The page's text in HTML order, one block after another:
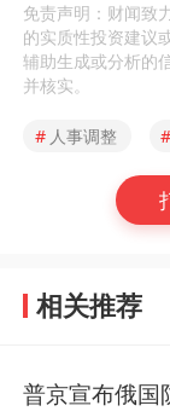
免责声明：财闻致
的实质性投资建议
辅助生成或分析的
并核实。
# 人事调整 #
相关推荐
普京宣布俄国